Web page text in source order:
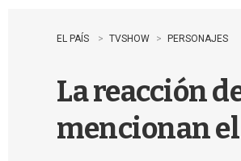
EL PAÍS TVSHOW PERSONAJES
La reacción
mencionan